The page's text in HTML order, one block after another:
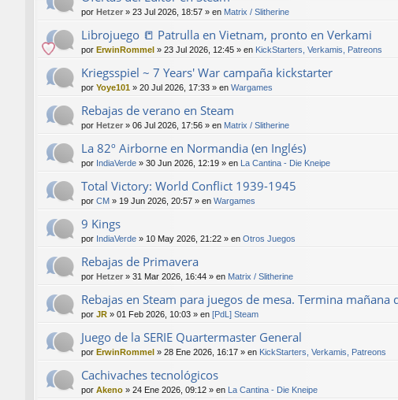
por Hetzer » 23 Jul 2026, 18:57 » en Matrix / Slitherine
Librojuego 📒 Patrulla en Vietnam, pronto en Verkami
por ErwinRommel » 23 Jul 2026, 12:45 » en KickStarters, Verkamis, Patreons
Kriegsspiel ~ 7 Years' War campaña kickstarter
por Yoye101 » 20 Jul 2026, 17:33 » en Wargames
Rebajas de verano en Steam
por Hetzer » 06 Jul 2026, 17:56 » en Matrix / Slitherine
La 82º Airborne en Normandia (en Inglés)
por IndiaVerde » 30 Jun 2026, 12:19 » en La Cantina - Die Kneipe
Total Victory: World Conflict 1939-1945
por CM » 19 Jun 2026, 20:57 » en Wargames
9 Kings
por IndiaVerde » 10 May 2026, 21:22 » en Otros Juegos
Rebajas de Primavera
por Hetzer » 31 Mar 2026, 16:44 » en Matrix / Slitherine
Rebajas en Steam para juegos de mesa. Termina mañana
por JR » 01 Feb 2026, 10:03 » en [PdL] Steam
Juego de la SERIE Quartermaster General
por ErwinRommel » 28 Ene 2026, 16:17 » en KickStarters, Verkamis, Patreons
Cachivaches tecnológicos
por Akeno » 24 Ene 2026, 09:12 » en La Cantina - Die Kneipe